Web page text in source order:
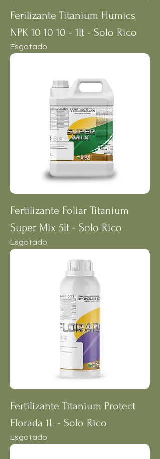
Ferilizante Titanium Humics
NPK 10 10 10 - 1lt - Solo Rico
Esgotado
Fertilizante Foliar Titanium
Super Mix 5lt - Solo Rico
Esgotado
Fertilizante Titanium Protect
Florada 1L - Solo Rico
Esgotado